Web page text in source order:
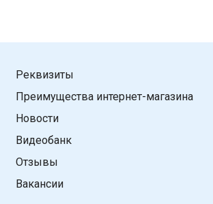
Реквизиты
Преимущества интернет-магазина
Новости
Видеобанк
Отзывы
Вакансии